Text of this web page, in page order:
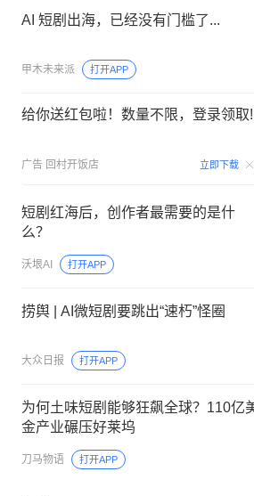
AI 短剧出海，已经没有门槛了...
甲木未来派 打开APP
给你送红包啦！数量不限，登录领取!
广告 回村开饭店 立即下载
短剧红海后，创作者最需要的是什
么？
沃垠AI 打开APP
捞舆 | AI微短剧要跳出“速朽”怪圈
大众日报 打开APP
为何土味短剧能够狂飙全球？110亿
金产业碾压好莱坞
刀马物语 打开APP